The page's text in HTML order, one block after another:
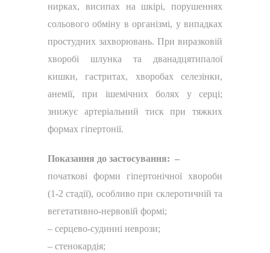
нирках, висипах на шкірі, порушеннях
сольового обміну в організмі, у випадках
простудних захворювань. При виразковій
хворобі шлунка та дванадцятипалої
кишки, гастритах, хворобах селезінки,
анемії, при ішемічних болях у серці;
знижує артеріальний тиск при тяжких
формах гіпертонії.
Показання до застосування: –
початкові форми гіпертонічної хвороби
(1-2 стадії), особливо при склеротичній та
вегетативно-нервовій формі;
– серцево-судинні неврози;
– стенокардія;